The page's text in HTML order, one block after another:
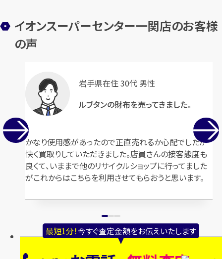
最短1分！今すぐ査定金額をお伝えいたします
内径約16.5㎝
買取参考価格 115,000
金・貴金属 金 ネックレス
Au750 全長約40.5cm
VCARP0J100
182,000 円
金・貴金属 金 ネックレス
イオンスーパーセンター一関店のお客様
の声
岩手県在住 30代 男性
ルブタンの財布を売ってきました。
かなり使用感があったので正直売れるか心配でしたが
快く買取りしていただきました。店員さんの接客態度も
良くて、いままで他のリサイクルショップに行ってました
がこれからはこちらを利用させてもらおうと思います。